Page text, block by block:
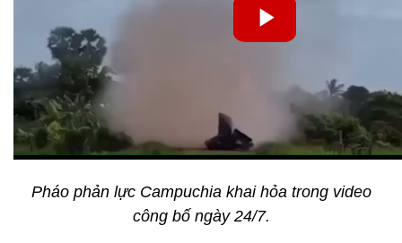
Pháo phản lực Campuchia khai hỏa trong video
công bố ngày 24/7.